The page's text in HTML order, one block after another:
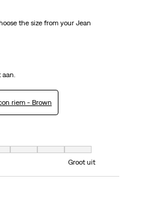
the size from your Jean
riem - Brown
is aan Klein uit en 7 gelijk is aan Groot uit
Groot uit